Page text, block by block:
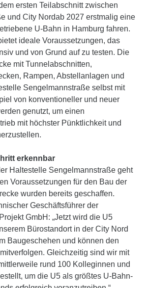
ersten Teilabschnitt zwischen
und City Nordab 2027 erstmalig eine
U-Bahn in Hamburg fahren.
ideale Voraussetzungen, das
und von Grund auf zu testen. Die
mit Tunnelabschnitten,
Rampen, Abstellanlagen und
Sengelmannstraße selbst mit
von konventioneller und neuer
genutzt, um einen
mit höchster Pünktlichkeit und
erkennbar
Haltestelle Sengelmannstraße geht
Voraussetzungen für den Bau der
wurden bereits geschaffen.
Geschäftsführer der
GmbH: „Jetzt wird die U5
Bürostandort in der City Nord
Baugeschehen und können den
Gleichzeitig sind wir mit
rund 100 Kolleginnen und
um die U5 als größtes U-Bahn-